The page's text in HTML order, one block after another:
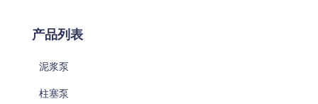
产品列表
泥浆泵
柱塞泵